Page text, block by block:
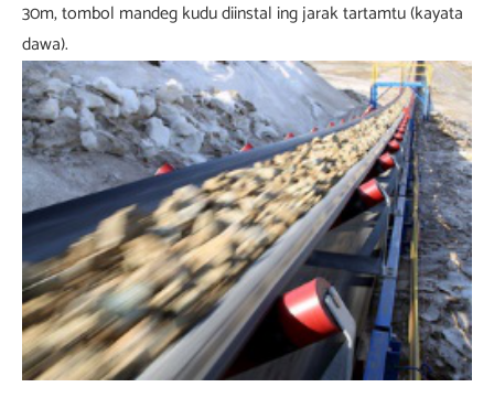
30m, tombol mandeg kudu diinstal ing jarak tartamtu (kayata
dawa).